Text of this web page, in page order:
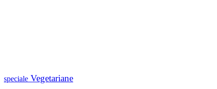
speciale Vegetariane